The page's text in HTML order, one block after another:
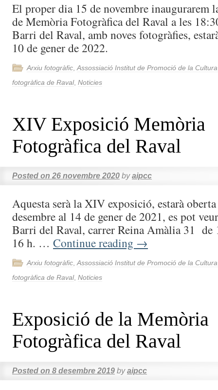
El proper dia 15 de novembre inaugurarem
de Memòria Fotogràfica del Raval a les
Barri del Raval, amb noves fotogràfies,
10 de gener de 2022.
Arxiu fotogràfic Assossiació Institut de Promoció de la
fotogràfica de Raval, Noticies
XIV Exposició Memòria
Fotogràfica del Raval
Posted on 26 novembre 2020 by aipcc
Aquesta serà la XIV exposició, estarà
desembre al 14 de gener de 2021, es pot
Barri del Raval, carrer Reina Amàlia 31 de
16 h. … Continue reading →
Arxiu fotogràfic Assossiació Institut de Promoció de la
fotogràfica de Raval, Noticies
Exposició de la Memòria
Fotogràfica del Raval
Posted on 8 desembre 2019 by aipcc